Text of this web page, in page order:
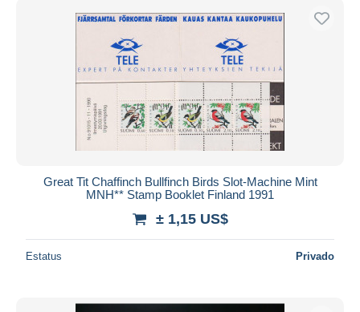
Great Tit Chaffinch Bullfinch Birds Slot-Machine Mint
MNH** Stamp Booklet Finland 1991
± 1,15 US$
Estatus Privado